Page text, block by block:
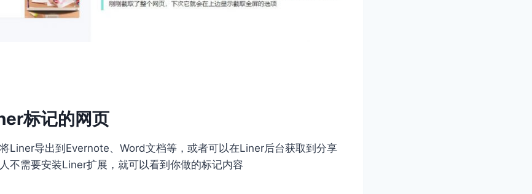
标记的网页
Liner导出到Evernote、Word文档等，或者可以在Liner后台获取到分享
不需要安装Liner扩展，就可以看到你做的标记内容